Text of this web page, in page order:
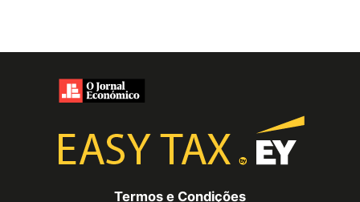
Termos e Condições